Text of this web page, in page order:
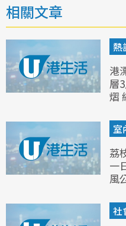
相關文章
熱
港
層
熠
室
荔
一
風
社